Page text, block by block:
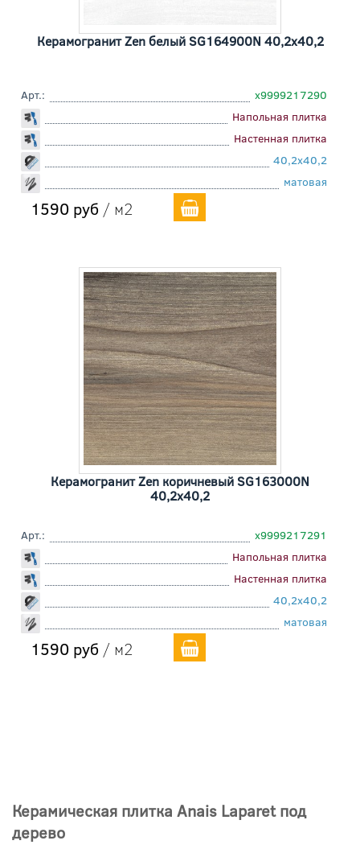
Керамогранит Zen белый SG164900N 40,2x40,2
Арт.:
х9999217290
Напольная плитка
Настенная плитка
40,2x40,2
матовая
1590 руб / м2
Керамогранит Zen коричневый SG163000N
40,2x40,2
Арт.:
х9999217291
Напольная плитка
Настенная плитка
40,2x40,2
матовая
1590 руб / м2
Керамическая плитка Anais Laparet под
дерево